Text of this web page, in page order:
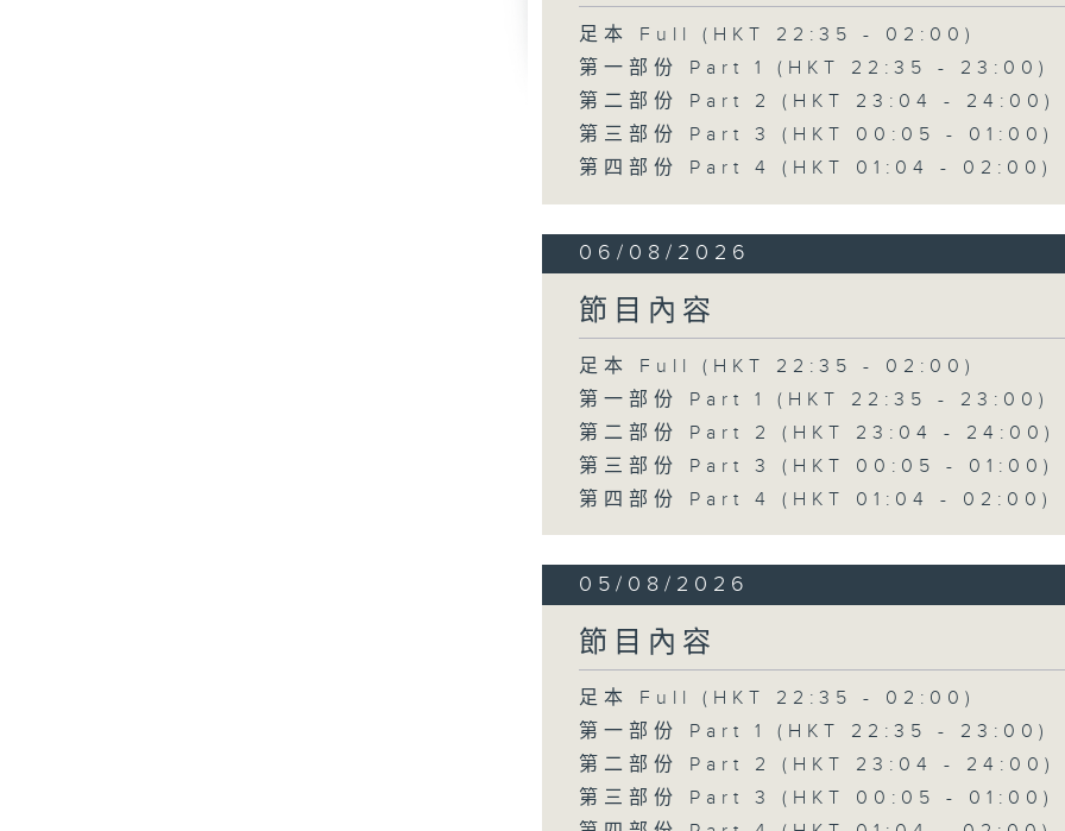
足本 Full (HKT 22:35 - 02:00)
第一部份 Part 1 (HKT 22:35 - 23:00)
第二部份 Part 2 (HKT 23:04 - 24:00)
第三部份 Part 3 (HKT 00:05 - 01:00)
第四部份 Part 4 (HKT 01:04 - 02:00)
06/08/2026
節目內容
足本 Full (HKT 22:35 - 02:00)
第一部份 Part 1 (HKT 22:35 - 23:00)
第二部份 Part 2 (HKT 23:04 - 24:00)
第三部份 Part 3 (HKT 00:05 - 01:00)
第四部份 Part 4 (HKT 01:04 - 02:00)
05/08/2026
節目內容
足本 Full (HKT 22:35 - 02:00)
第一部份 Part 1 (HKT 22:35 - 23:00)
第二部份 Part 2 (HKT 23:04 - 24:00)
第三部份 Part 3 (HKT 00:05 - 01:00)